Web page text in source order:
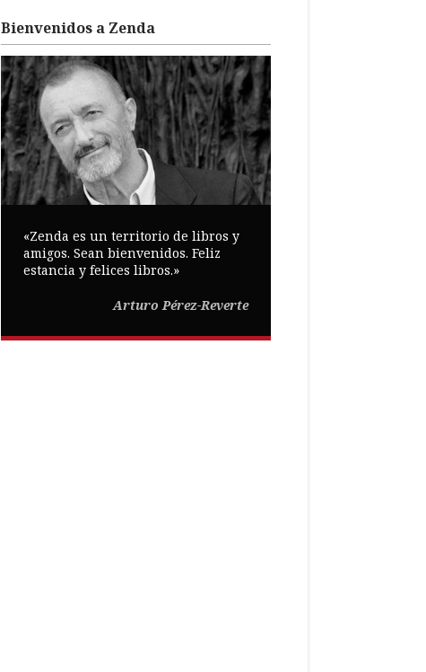
Bienvenidos a Zenda
«Zenda es un territorio de libros y
amigos. Sean bienvenidos. Feliz
estancia y felices libros.»
Arturo Pérez-Reverte